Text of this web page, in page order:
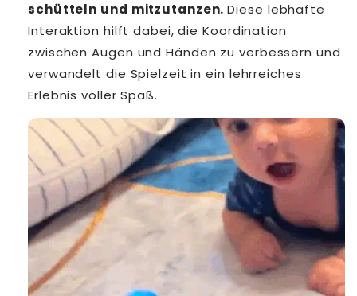
schütteln und mitzutanzen.Diese lebhafte
Interaktion hilft dabei, die Koordination
zwischen Augen und Händen zu verbessern und
verwandelt die Spielzeit in ein lehrreiches
Erlebnis voller Spaß.